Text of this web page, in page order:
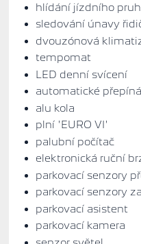
hlídání jízdního
sledování únavy
dvouzónová
tempomat
LED denní svícení
automatické
alu kola
plní 'EURO VI'
palubní počítač
elektronická ruční
parkovací senzory
parkovací senzory
parkovací asistent
parkovací kamera